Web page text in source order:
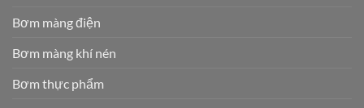
Bơm màng điện
Bơm màng khí nén
Bơm thực phẩm